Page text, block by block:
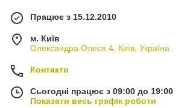
Працює з 15.12.2010
м. Київ
Олександра Олеся 4, Київ, Україна
Контакти
Сьогодні працює з 09:00 до 19:00
Показати весь графік роботи